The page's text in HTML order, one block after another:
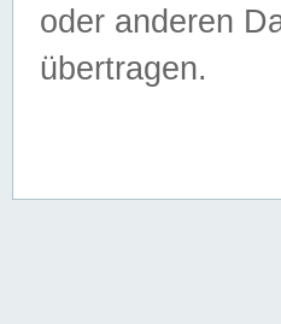
oder anderen
übertragen.